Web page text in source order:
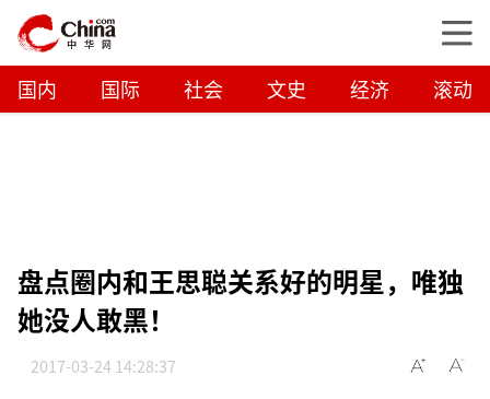
国内 国际 社会 文史 经济 滚动
盘点圈内和王思聪关系好的明星，唯独
她没人敢黑！
2017-03-24 14:28:37